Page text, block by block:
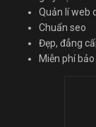
Quản lí web
Chuẩn seo
Đẹp, đẳng
Miễn phí